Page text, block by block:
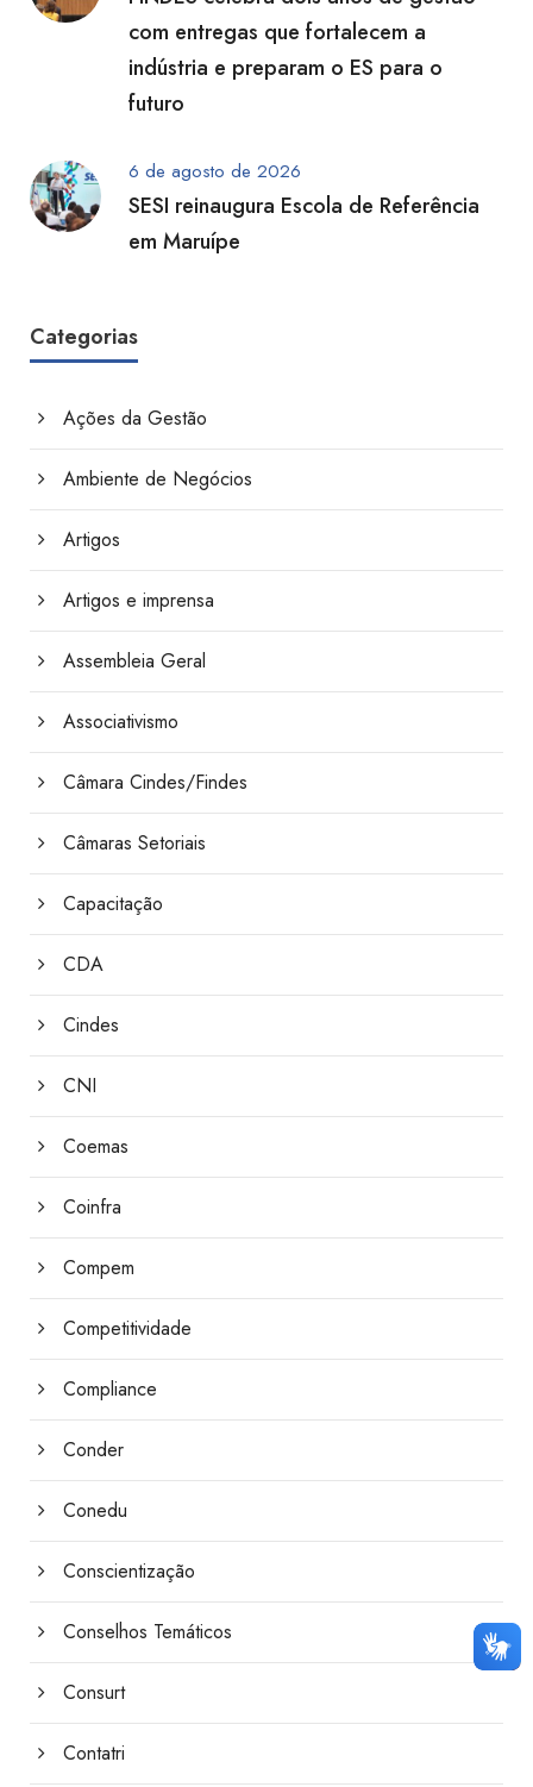
com entregas que fortalecem a
indústria e preparam o ES para o
futuro
6 de agosto de 2026
SESI reinaugura Escola de Referência
em Maruípe
Categorias
Ações da Gestão
Ambiente de Negócios
Artigos
Artigos e imprensa
Assembleia Geral
Associativismo
Câmara Cindes/Findes
Câmaras Setoriais
Capacitação
CDA
Cindes
CNI
Coemas
Coinfra
Compem
Competitividade
Compliance
Conder
Conedu
Conscientização
Conselhos Temáticos
Consurt
Contatri